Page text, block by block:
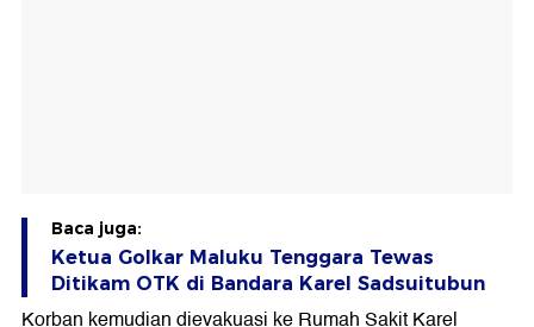
Baca juga:
Ketua Golkar Maluku Tenggara Tewas
Ditikam OTK di Bandara Karel Sadsuitubun
Korban kemudian dievakuasi ke Rumah Sakit Karel